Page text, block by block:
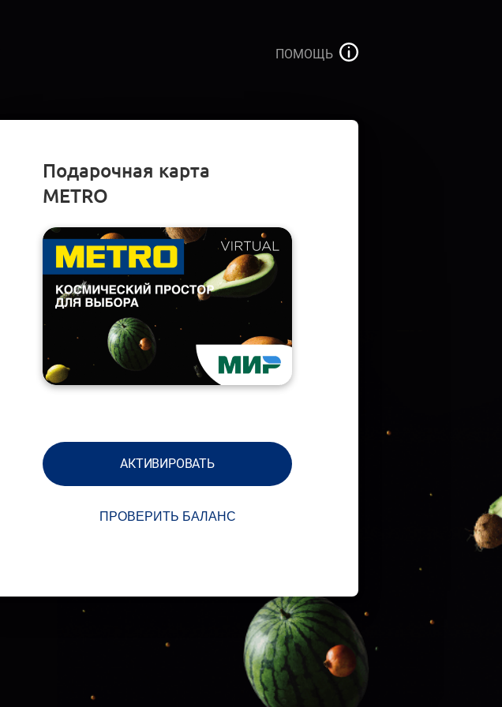
ПОМОЩЬ
Подарочная карта
METRO
АКТИВИРОВАТЬ
ПРОВЕРИТЬ БАЛАНС